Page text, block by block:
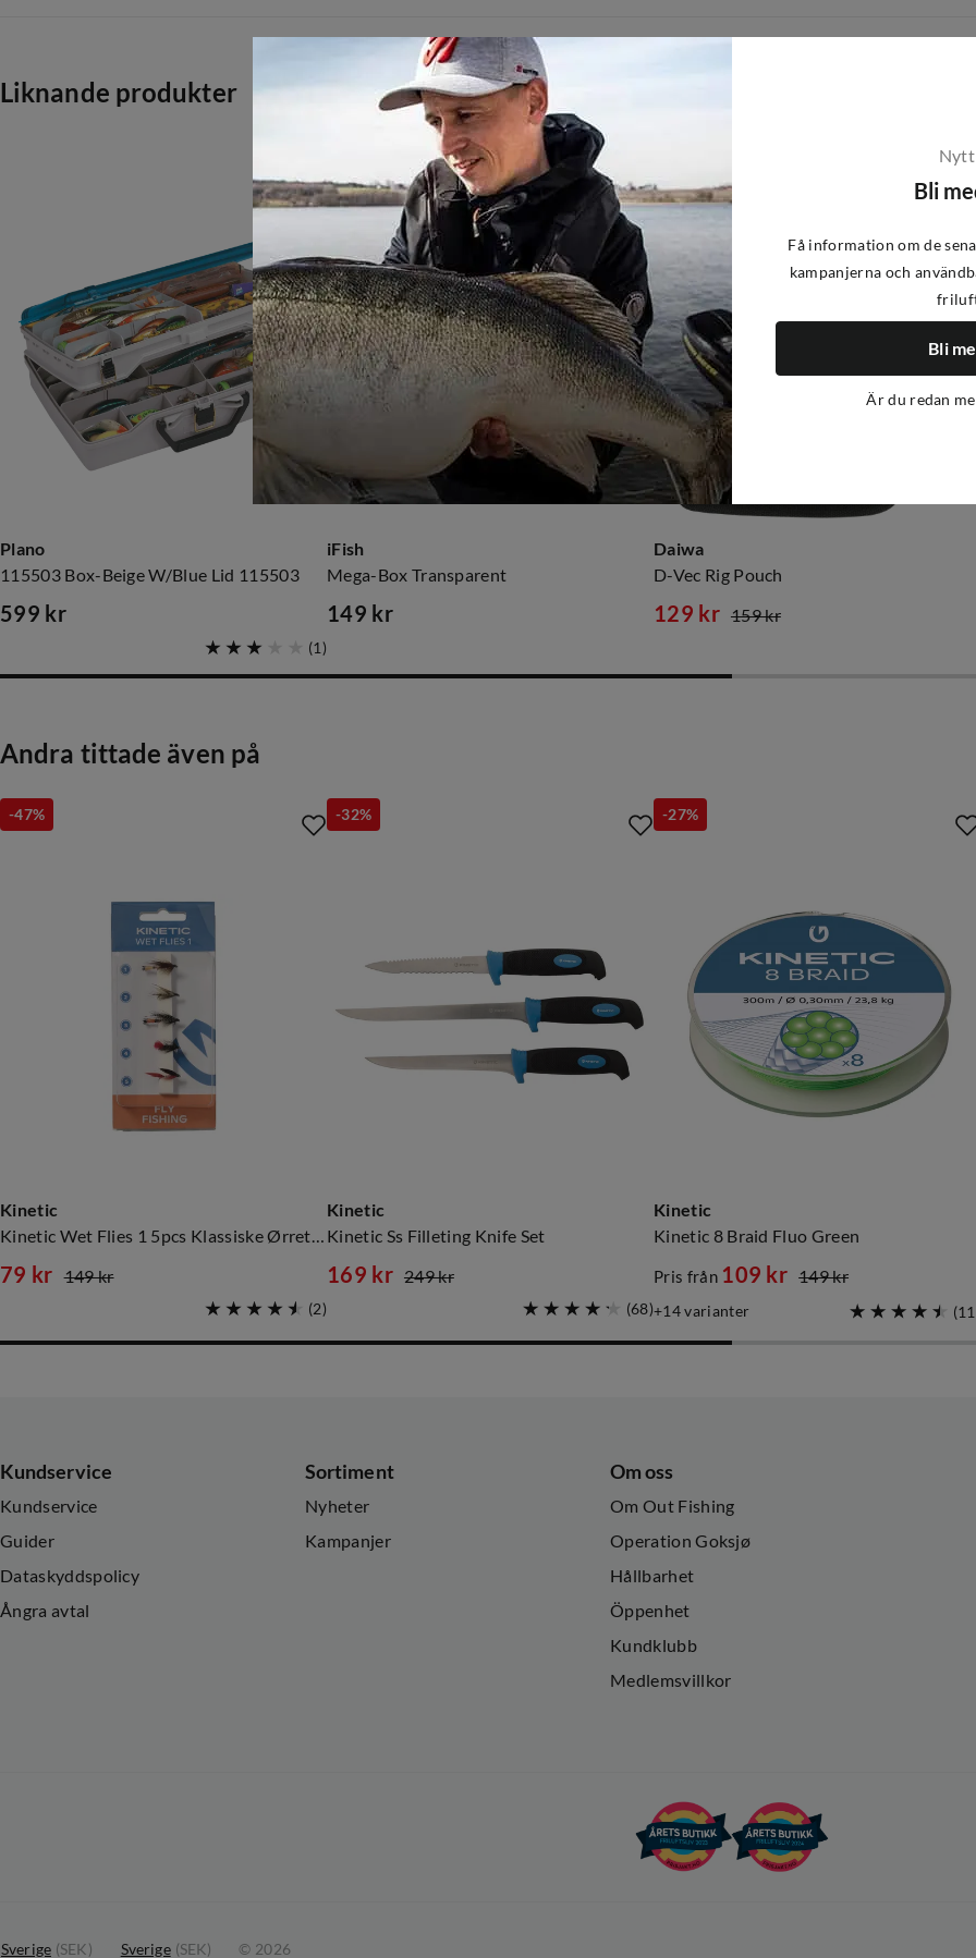
4.0
Amir Kurtovic 4 år sedan
Liknande produkter
Plano
115503 Box-Beige W/Blue Lid 115503
599 kr
(1)
iFish
Mega-Box Transparent
149 kr
Daiwa
D-Vec Rig Pouch
129 kr 159 kr
Andra tittade även på
Kinetic
Kinetic Wet Flies 1 5pcs Klassiske Ørretfluer
-47%
79 kr 149 kr
(2)
Kinetic
Kinetic Ss Filleting Knife Set
-32%
169 kr 249 kr
(68)
Kinetic
Kinetic 8 Braid Fluo Green
-27%
price
Pris från 109 kr
price
149 kr
14 varianter (11
Kundservice
Kundservice
Guider
Dataskyddspolicy
Ångra avtal
Sortiment
Nyheter
Kampanjer
Om oss
Om Out Fishing
Operation Goksjø
Hållbarhet
Öppenhet
Kundklubb
Medlemsvillkor
Sverige (SEK) Sverige (SEK) © 2026
Bli
Få information om de
kampanjerna och
Bli
Är du redan